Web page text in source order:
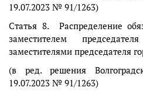
19.07.2023 № 91/1263)
Статья 8. Распределение
заместителем
заместителями председателя
(в ред. решения
19.07.2023 № 91/1263)